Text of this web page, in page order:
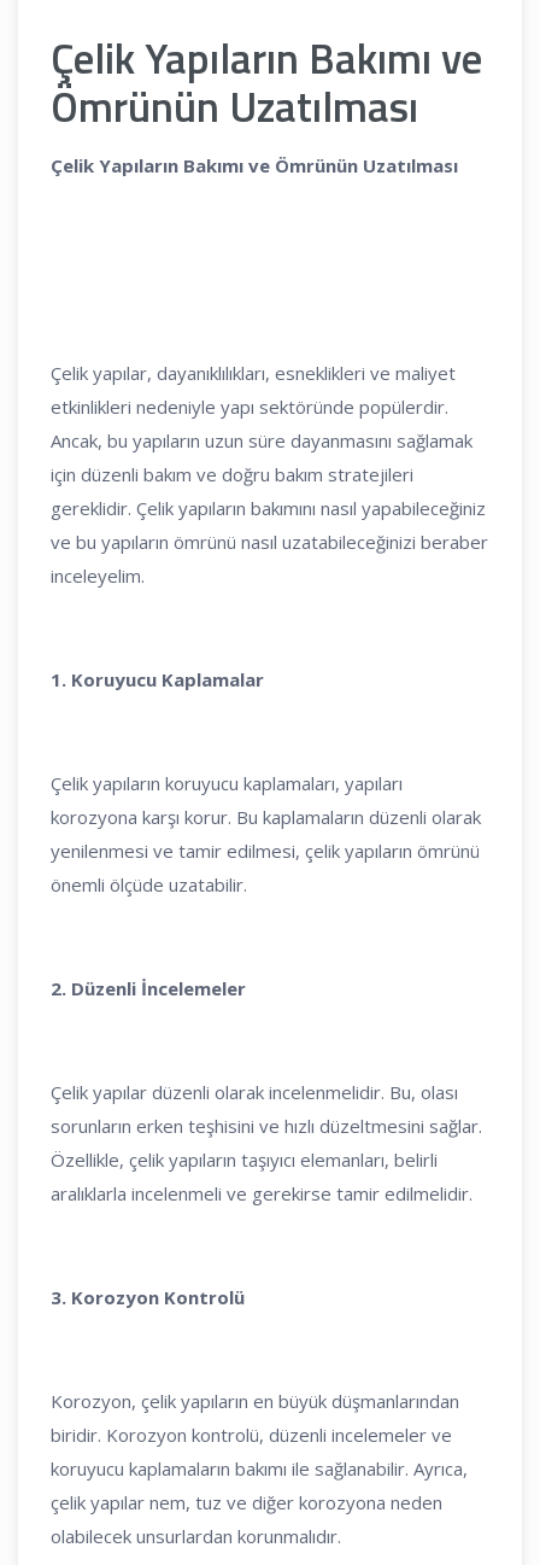
Çelik Yapıların Bakımı ve
Ömrünün Uzatılması
Çelik Yapıların Bakımı ve Ömrünün Uzatılması
Çelik yapılar, dayanıklılıkları, esneklikleri ve maliyet
etkinlikleri nedeniyle yapı sektöründe popülerdir.
Ancak, bu yapıların uzun süre dayanmasını sağlamak
için düzenli bakım ve doğru bakım stratejileri
gereklidir. Çelik yapıların bakımını nasıl yapabileceğiniz
ve bu yapıların ömrünü nasıl uzatabileceğinizi beraber
inceleyelim.
1. Koruyucu Kaplamalar
Çelik yapıların koruyucu kaplamaları, yapıları
korozyona karşı korur. Bu kaplamaların düzenli olarak
yenilenmesi ve tamir edilmesi, çelik yapıların ömrünü
önemli ölçüde uzatabilir.
2. Düzenli İncelemeler
Çelik yapılar düzenli olarak incelenmelidir. Bu, olası
sorunların erken teşhisini ve hızlı düzeltmesini sağlar.
Özellikle, çelik yapıların taşıyıcı elemanları, belirli
aralıklarla incelenmeli ve gerekirse tamir edilmelidir.
3. Korozyon Kontrolü
Korozyon, çelik yapıların en büyük düşmanlarından
biridir. Korozyon kontrolü, düzenli incelemeler ve
koruyucu kaplamaların bakımı ile sağlanabilir. Ayrıca,
çelik yapılar nem, tuz ve diğer korozyona neden
olabilecek unsurlardan korunmalıdır.